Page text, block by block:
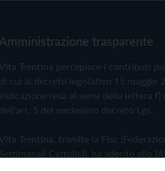
Amministrazione trasparente
Vita Trentina percepisce i contributi
di cui al decreto legislativo 15 maggio
Indicazione resa ai sensi della lettera f)
dell'art. 5 del medesimo decreto Lgs.
Vita Trentina, tramite la Fisc
Settimanali Cattolici), ha aderito allo